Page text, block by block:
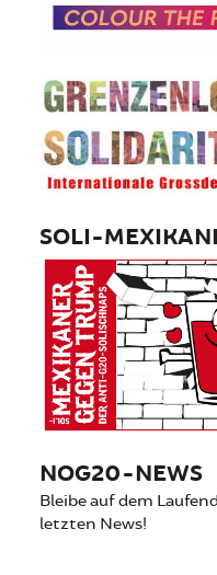
SOLI-
NOG20-NEWS
Bleibe auf dem
letzten News!